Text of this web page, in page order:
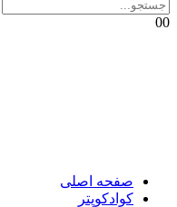
00
صفحه اصلی
کوادکوپتر